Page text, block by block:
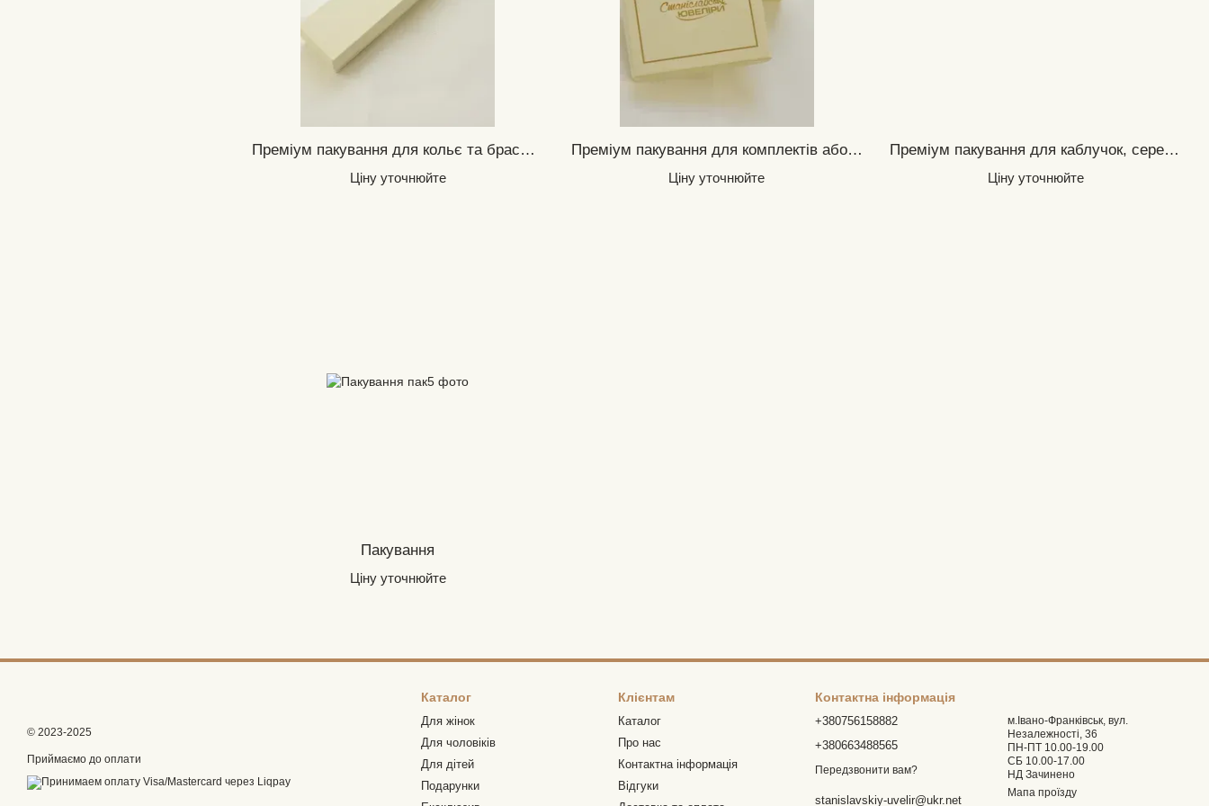
Преміум пакування для кольє та браслетів
Ціну уточнюйте
Преміум пакування для комплектів або обручок
Ціну уточнюйте
Преміум пакування для каблучок, сережок, підвісок
Ціну уточнюйте
Пакування
Ціну уточнюйте
© 2023-2025
Приймаємо до оплати
Каталог
Для жінок
Для чоловіків
Для дітей
Подарунки
Клієнтам
Каталог
Про нас
Контактна інформація
Відгуки
Контактна інформація
+380756158882
+380663488565
Передзвонити вам?
stanislavskiy-uvelir@ukr.net
м.Івано-Франківськ, вул.
Незалежності, 36
ПН-ПТ 10.00-19.00
СБ 10.00-17.00
НД Зачинено
Мапа проїзду